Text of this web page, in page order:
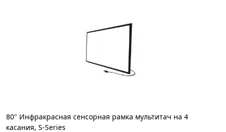
80" Инфракрасная сенсорная рамка мультитач на 4
касания, S-Series